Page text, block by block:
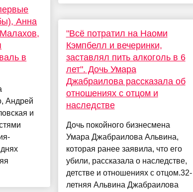
Анна
в
Андрей
и
"Всё потратил на Наоми
Кэмпбелл и вечеринки,
заставлял пить алкоголь в 6
лет". Дочь Умара
Джабраилова рассказала об
отношениях с отцом и
наследстве
Дочь покойного бизнесмена
Умара Джабраилова Альвина,
которая ранее заявила, что его
убили, рассказала о наследстве,
детстве и отношениях с отцом.32-
летняя Альвина Джабраилова